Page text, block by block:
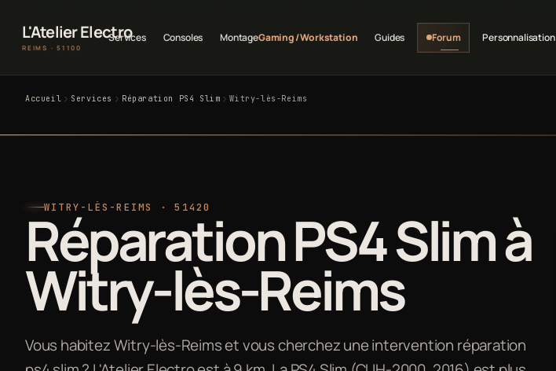
L'Atelier Electro
REIMS · 51100
Services Consoles MontageGaming / Workstation Guides Forum Personnalisation
Accueil Services Réparation PS4 Slim Witry-lès-Reims
WITRY-LÈS-REIMS · 51420
Réparation PS4 Slim à
Witry-lès-Reims
Vous habitez Witry-lès-Reims et vous cherchez une intervention réparation